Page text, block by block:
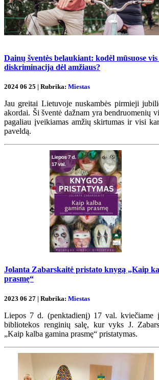
Dainų šventės belaukiant: kodėl mūsuose
diskriminacija dėl amžiaus?
2024 06 25 | Rubrika: Miestas
Jau greitai Lietuvoje nuskambės pirmieji
akordai. Ši šventė dažnam yra bendruomenių
pagaliau įveikiamas amžių skirtumas ir visi
paveldą.
Jolanta Zabarskaitė pristato knygą „Kaip
prasmę“
2023 06 27 | Rubrika: Miestas
Liepos 7 d. (penktadienį) 17 val. kviečiame į
bibliotekos renginių salę, kur vyks J.
„Kaip kalba gamina prasmę“ pristatymas.